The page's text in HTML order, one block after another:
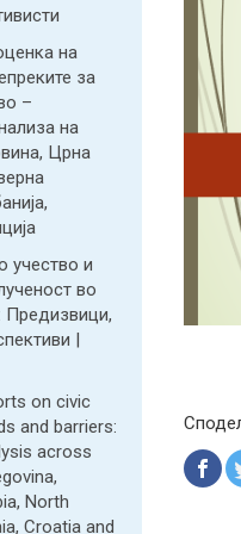
на
за
–
на
Црна
учество и
во
Предизвици,
|
on civic
and barriers:
across
North
Croatia and